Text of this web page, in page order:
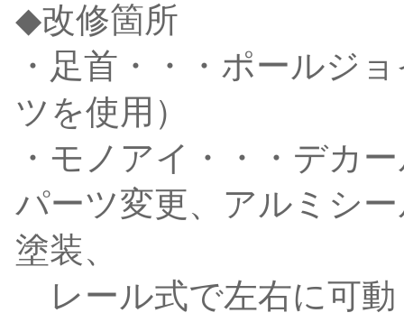
◆改修箇所
・足首・・・ポールジ
ツを使用）
・モノアイ・・・デカ
パーツ変更、アルミシ
塗装、
レール式で左右に可動